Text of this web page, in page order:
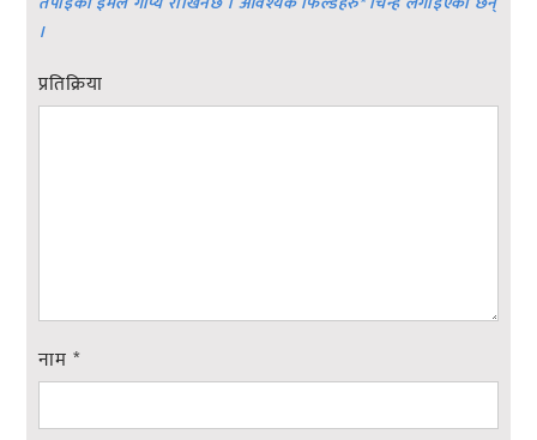
।
प्रतिक्रिया
नाम *